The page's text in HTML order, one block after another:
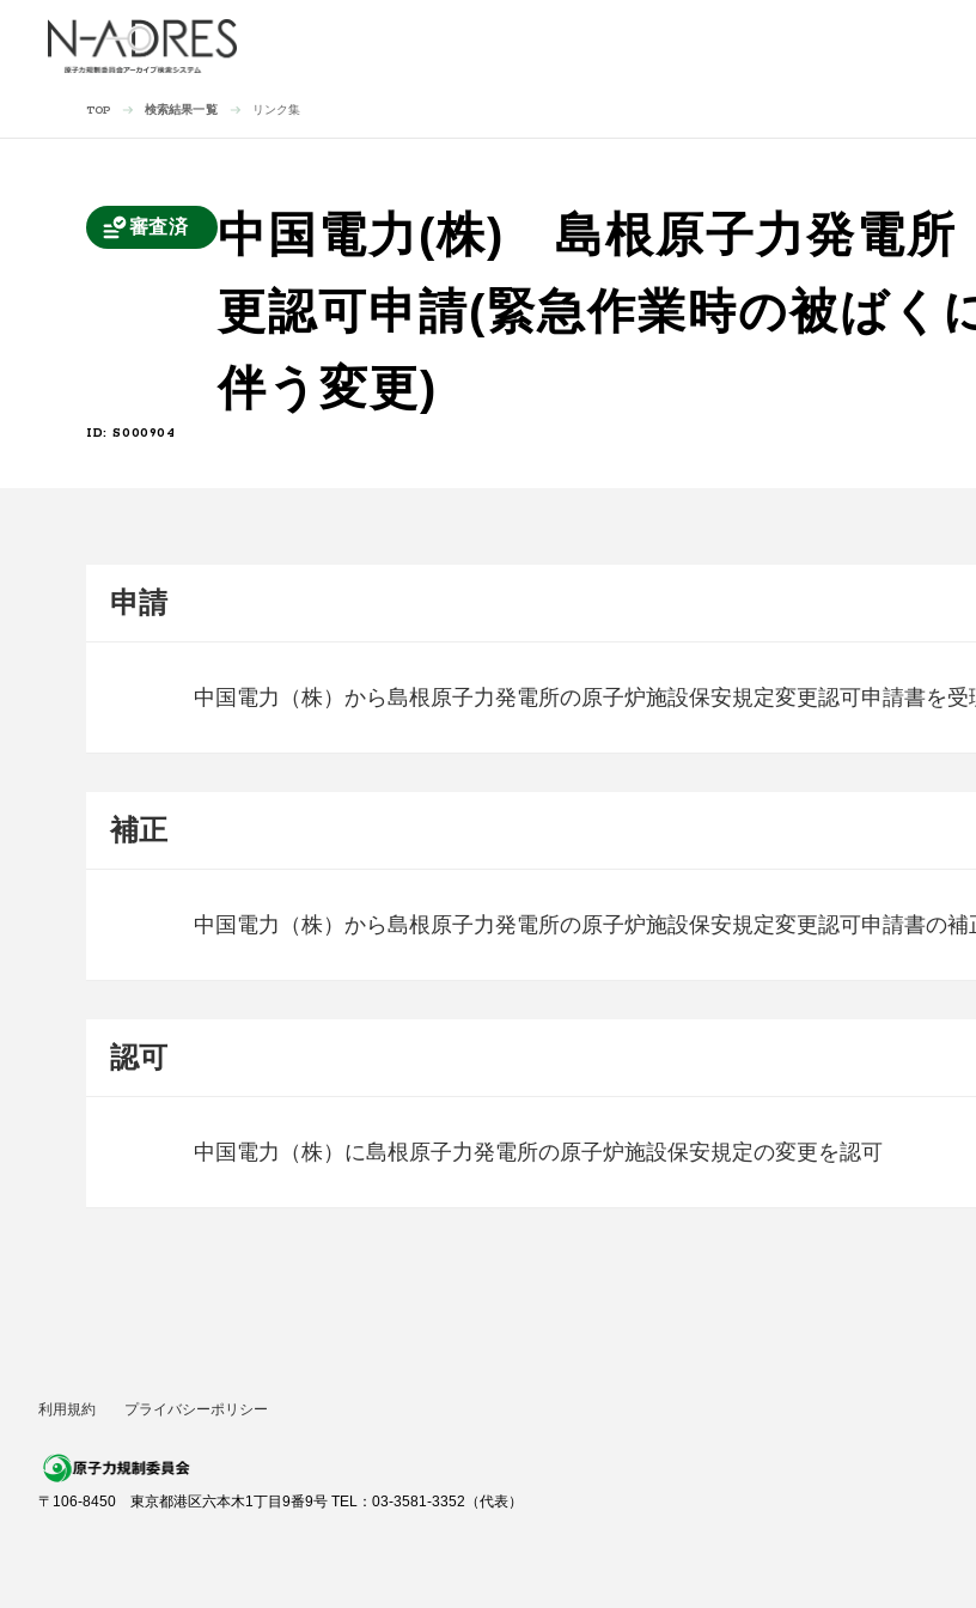
TOP 検索結果一覧 リンク集
審査済
中国電力(株) 島根原子力発電
更認可申請(緊急作業時の被ばく
伴う変更)
ID: S000904
申請
中国電力（株）から島根原子力発電所の原子炉施設保安規定変更認可申請書を受
補正
中国電力（株）から島根原子力発電所の原子炉施設保安規定変更認可申請書の補
認可
中国電力（株）に島根原子力発電所の原子炉施設保安規定の変更を認可
利用規約 プライバシーポリシー
〒106-8450 東京都港区六本木1丁目9番9号 TEL：03-3581-3352（代表）